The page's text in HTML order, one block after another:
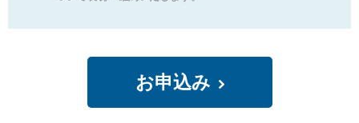
お申込み